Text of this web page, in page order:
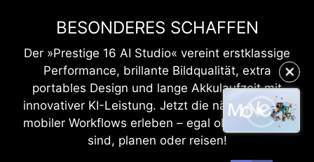
✕
BESONDERES SCHAFFEN
Der »Prestige 16 AI Studio« vereint erstklassige
Performance, brillante Bildqualität, extra
portables Design und lange Akkulaufzeit mit
innovativer KI-Leistung. Jetzt die nächste Stufe
mobiler Workflows erleben – egal ob Sie kreativ
sind, planen oder reisen!